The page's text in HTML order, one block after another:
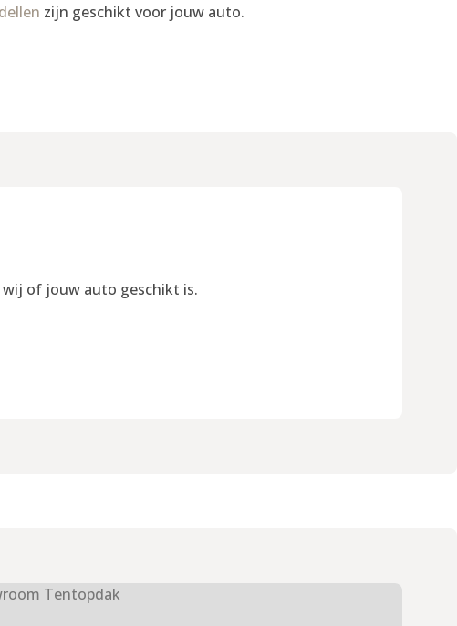
zijn geschikt voor jouw auto.
of jouw auto geschikt is.